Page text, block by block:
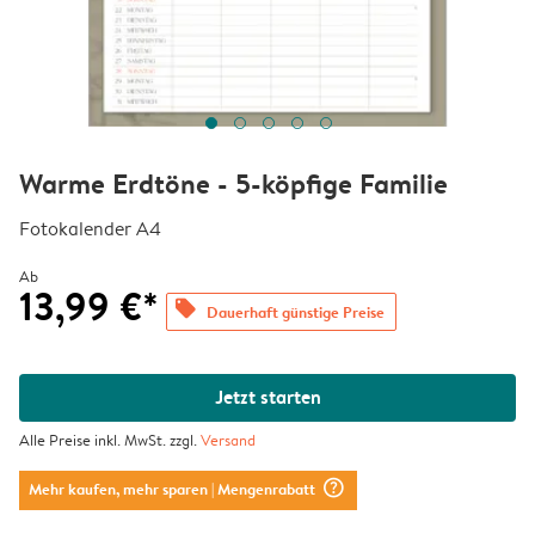
Warme Erdtöne - 5-köpfige Familie
Fotokalender A4
Ab
13,99 €* offers Dauerhaft günstige Preise
Jetzt starten
Alle Preise inkl. MwSt. zzgl.Versand
Mehr kaufen, mehr sparen| Mengenrabatt question_mark_circle